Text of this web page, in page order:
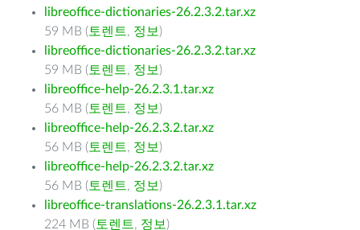
libreoffice-dictionaries-26.2.3.2.tar.xz
59 MB ( 토렌트, 정보 )
libreoffice-dictionaries-26.2.3.2.tar.xz
59 MB ( 토렌트, 정보 )
libreoffice-help-26.2.3.1.tar.xz
56 MB ( 토렌트, 정보 )
libreoffice-help-26.2.3.2.tar.xz
56 MB ( 토렌트, 정보 )
libreoffice-help-26.2.3.2.tar.xz
56 MB ( 토렌트, 정보 )
libreoffice-translations-26.2.3.1.tar.xz
224 MB ( 토렌트, 정보 )